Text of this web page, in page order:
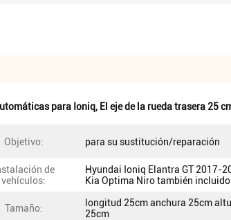
para Ioniq, El eje de la rueda trasera 25
Objetivo: para su sustitución/reparación
de
vehículos:
Hyundai Ioniq Elantra GT 2017-
Kia Optima Niro también incluido
Tamaño:
longitud 25cm anchura 25cm
25cm